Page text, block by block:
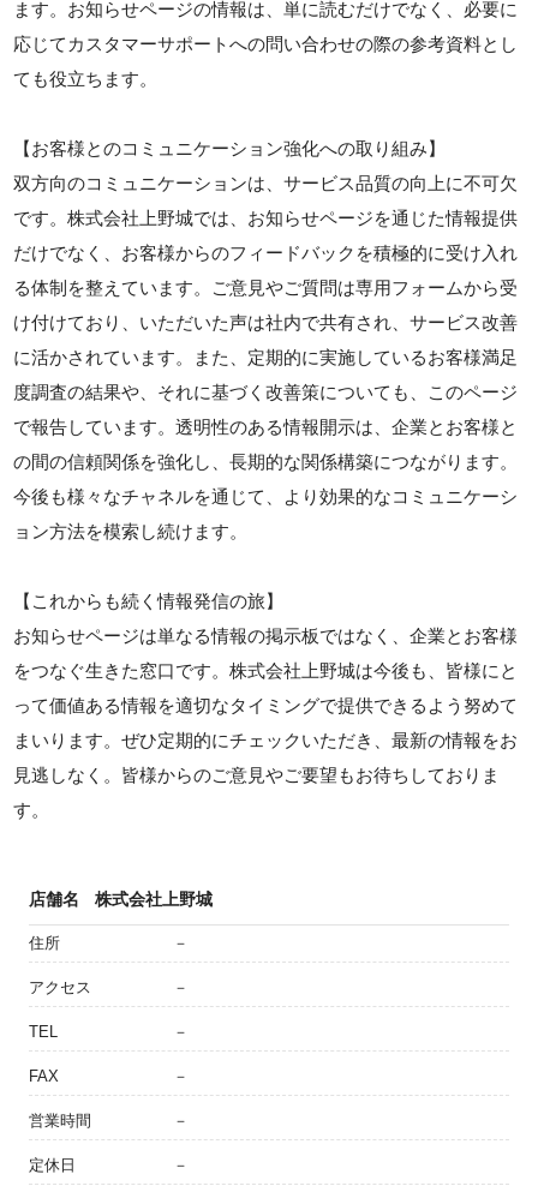
ます。お知らせページの情報は、単に読むだけでなく、必要に
応じてカスタマーサポートへの問い合わせの際の参考資料とし
ても役立ちます。
【お客様とのコミュニケーション強化への取り組み】
双方向のコミュニケーションは、サービス品質の向上に不可欠
です。株式会社上野城では、お知らせページを通じた情報提供
だけでなく、お客様からのフィードバックを積極的に受け入れ
る体制を整えています。ご意見やご質問は専用フォームから受
け付けており、いただいた声は社内で共有され、サービス改善
に活かされています。また、定期的に実施しているお客様満足
度調査の結果や、それに基づく改善策についても、このページ
で報告しています。透明性のある情報開示は、企業とお客様と
の間の信頼関係を強化し、長期的な関係構築につながります。
今後も様々なチャネルを通じて、より効果的なコミュニケーシ
ョン方法を模索し続けます。
【これからも続く情報発信の旅】
お知らせページは単なる情報の掲示板ではなく、企業とお客様
をつなぐ生きた窓口です。株式会社上野城は今後も、皆様にと
って価値ある情報を適切なタイミングで提供できるよう努めて
まいります。ぜひ定期的にチェックいただき、最新の情報をお
見逃しなく。皆様からのご意見やご要望もお待ちしておりま
す。
店舗名 株式会社上野城
住所 －
アクセス －
TEL －
FAX －
営業時間 －
定休日 －